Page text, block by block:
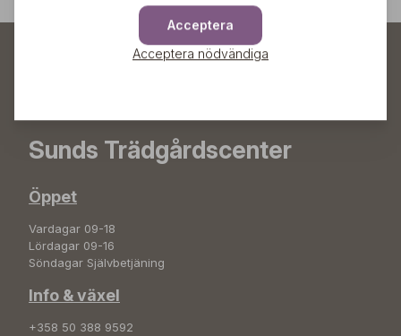
Sunds Trädgårdscenter
Öppet
Vardagar 09-18
Lördagar 09-16
Söndagar Självbetjäning
Info & växel
+358 50 388 9592
Acceptera
Acceptera nödvändiga